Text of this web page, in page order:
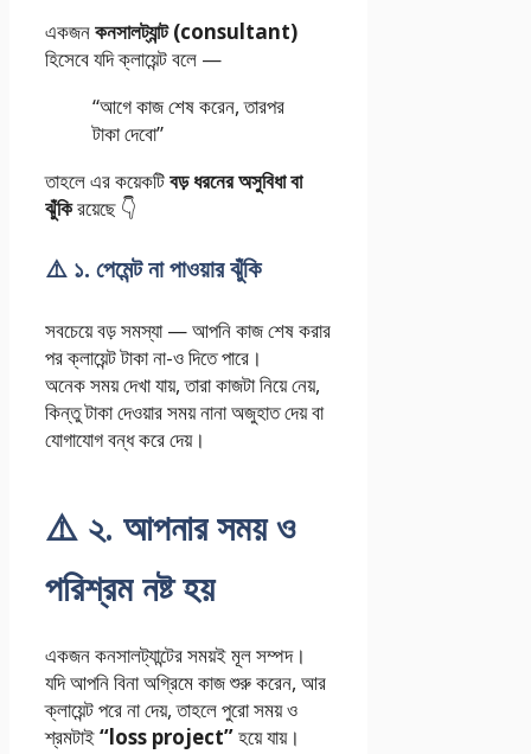
একজনকনসালট্যান্ট (consultant)
হিসেবে যদি ক্লায়েন্ট বলে —
“আগে কাজ শেষ করেন, তারপর
টাকা দেবো”
তাহলে এর কয়েকটিবড় ধরনের অসুবিধা বা
ঝুঁকিরয়েছে 👇
⚠️ ১. পেমেন্ট না পাওয়ার ঝুঁকি
সবচেয়ে বড় সমস্যা — আপনি কাজ শেষ করার
পর ক্লায়েন্ট টাকা না-ও দিতে পারে।
অনেক সময় দেখা যায়, তারা কাজটা নিয়ে নেয়,
কিন্তু টাকা দেওয়ার সময় নানা অজুহাত দেয় বা
যোগাযোগ বন্ধ করে দেয়।
⚠️ ২. আপনার সময় ও
পরিশ্রম নষ্ট হয়
একজন কনসালট্যান্টের সময়ই মূল সম্পদ।
যদি আপনি বিনা অগ্রিমে কাজ শুরু করেন, আর
ক্লায়েন্ট পরে না দেয়, তাহলে পুরো সময় ও
শ্রমটাই“loss project”হয়ে যায়।